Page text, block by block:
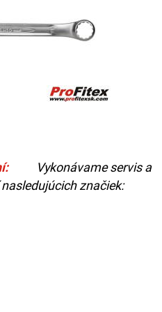
Vykonávame servis a
značiek: